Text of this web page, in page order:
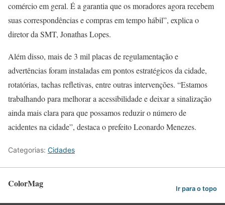
comércio em geral. É a garantia que os moradores agora recebem
suas correspondências e compras em tempo hábil”, explica o
diretor da SMT, Jonathas Lopes.
Além disso, mais de 3 mil placas de regulamentação e
advertências foram instaladas em pontos estratégicos da cidade,
rotatórias, tachas refletivas, entre outras intervenções. “Estamos
trabalhando para melhorar a acessibilidade e deixar a sinalização
ainda mais clara para que possamos reduzir o número de
acidentes na cidade”, destaca o prefeito Leonardo Menezes.
Categorias: Cidades
ColorMag Ir para o topo